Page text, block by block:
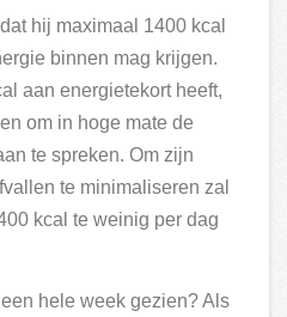
hij maximaal 1400 kcal
binnen mag krijgen.
aan energietekort heeft,
om in hoge mate de
te spreken. Om zijn
te minimaliseren zal
kcal te weinig per dag
hele week gezien? Als